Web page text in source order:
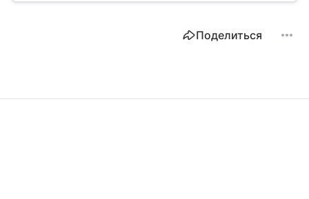
Поделиться